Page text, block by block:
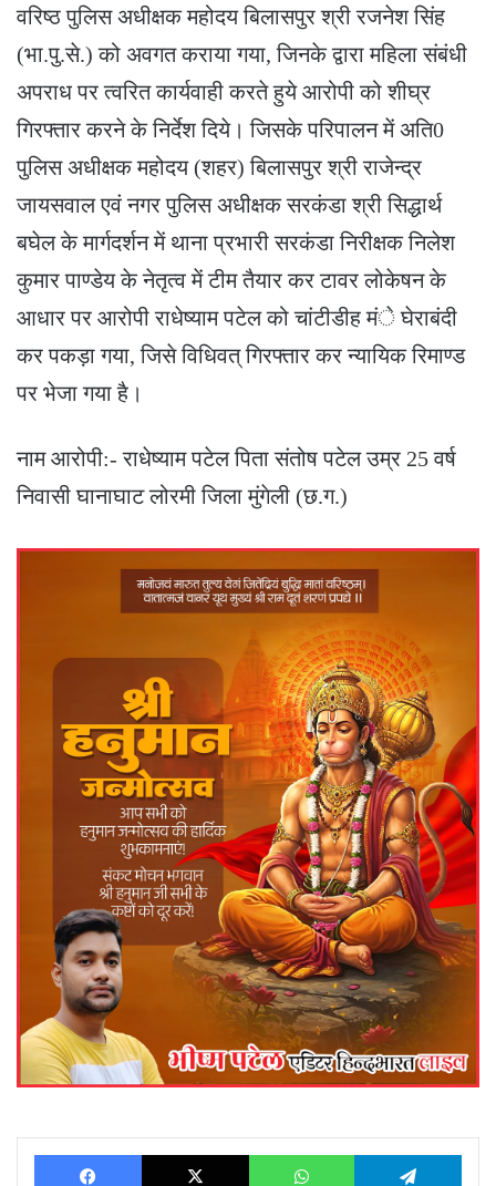
वरिष्ठ पुलिस अधीक्षक महोदय बिलासपुर श्री रजनेश सिंह
(भा.पु.से.) को अवगत कराया गया, जिनके द्वारा महिला संबंधी
अपराध पर त्वरित कार्यवाही करते हुये आरोपी को शीघ्र
गिरफ्तार करने के निर्देश दिये। जिसके परिपालन में अति0
पुलिस अधीक्षक महोदय (शहर) बिलासपुर श्री राजेन्द्र
जायसवाल एवं नगर पुलिस अधीक्षक सरकंडा श्री सिद्धार्थ
बघेल के मार्गदर्शन में थाना प्रभारी सरकंडा निरीक्षक निलेश
कुमार पाण्डेय के नेतृत्व में टीम तैयार कर टावर लोकेषन के
आधार पर आरोपी राधेष्याम पटेल को चांटीडीह मंे घेराबंदी
कर पकड़ा गया, जिसे विधिवत् गिरफ्तार कर न्यायिक रिमाण्ड
पर भेजा गया है।
नाम आरोपी:- राधेष्याम पटेल पिता संतोष पटेल उम्र 25 वर्ष
निवासी घानाघाट लोरमी जिला मुंगेली (छ.ग.)
Facebook X WhatsApp